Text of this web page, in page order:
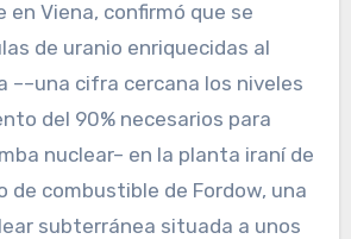
en Viena, confirmó que se
de uranio enriquecidas al
––una cifra cercana los niveles
del 90% necesarios para
nuclear– en la planta iraní de
de combustible de Fordow, una
subterránea situada a unos